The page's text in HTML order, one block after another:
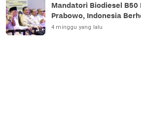
Mandatori Biodiesel B50
Prabowo, Indonesia
4 minggu yang lalu